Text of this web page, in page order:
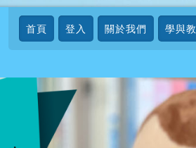
首頁 登入 關於我們 學與教